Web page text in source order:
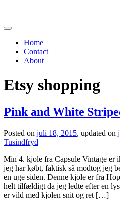
Toggle
navigationHome
Contact
About
Etsy shopping
Pink and White
Posted on juli 18, 2015, updated on
Tusindfryd
Min 4. kjole fra Capsule Vintage er
jeg har købt, faktisk så modtog jeg
en uge siden. Denne kjole er fra
helt tilfældigt da jeg ledte efter en
er vild med kjolen snit og ret […]